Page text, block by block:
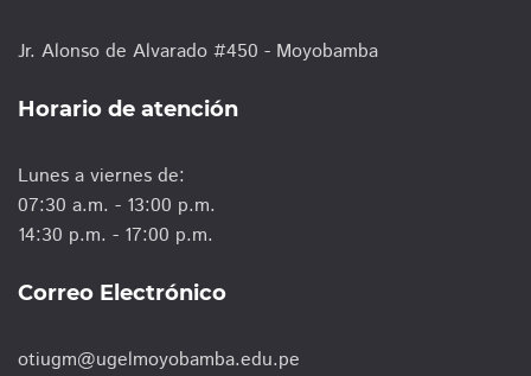
Jr. Alonso de Alvarado #450 - Moyobamba
Horario de atención
Lunes a viernes de:
07:30 a.m. - 13:00 p.m.
14:30 p.m. - 17:00 p.m.
Correo Electrónico
otiugm@ugelmoyobamba.edu.pe